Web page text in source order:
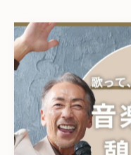
お兄ちゃんが昨年の1
て…、。
暫くお会いしていな
のライブの日曜日に
ってしまいました✨✨✨
それが２枚目の写真で